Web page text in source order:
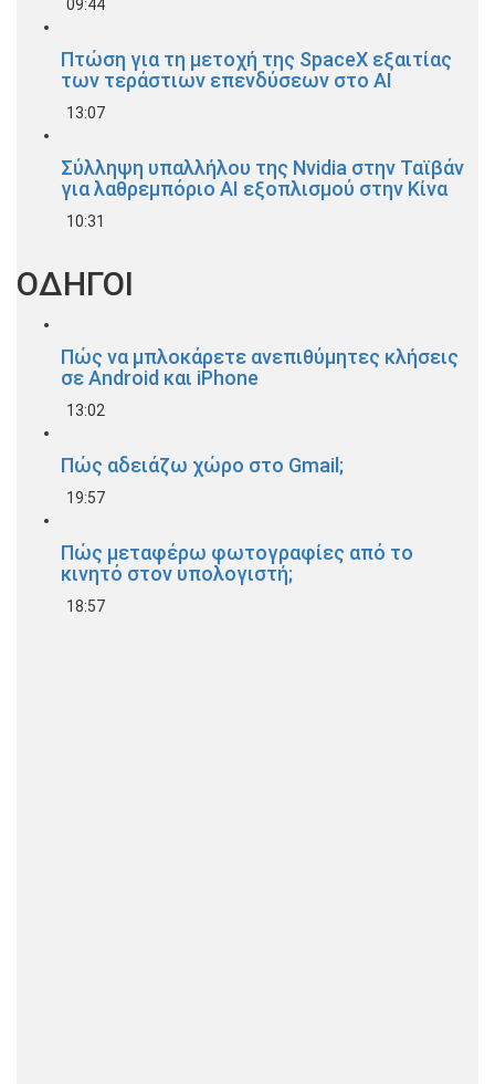
09:44
Πτώση για τη μετοχή της SpaceX εξαιτίας
των τεράστιων επενδύσεων στο AI
13:07
Σύλληψη υπαλλήλου της Nvidia στην Ταϊβάν
για λαθρεμπόριο AI εξοπλισμού στην Κίνα
10:31
ΟΔΗΓΟΙ
Πώς να μπλοκάρετε ανεπιθύμητες κλήσεις
σε Android και iPhone
13:02
Πώς αδειάζω χώρο στο Gmail;
19:57
Πώς μεταφέρω φωτογραφίες από το
κινητό στον υπολογιστή;
18:57